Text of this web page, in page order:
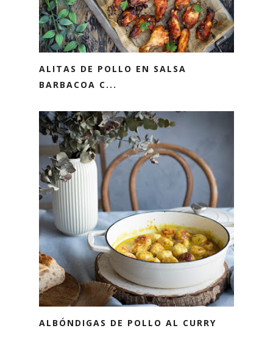
ALITAS DE POLLO EN SALSA
BARBACOA C...
ALBÓNDIGAS DE POLLO AL CURRY